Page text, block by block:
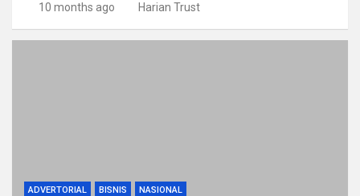
10 months ago Harian Trust
ADVERTORIAL BISNIS NASIONAL